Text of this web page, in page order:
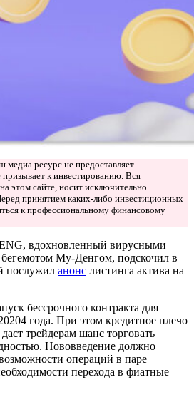
медиа ресурс не предоставляет
к инвестированию. Вся
этом сайте, носит исключительно
принятием каких-либо инвестиционных
к профессиональному финансовому
вдохновленный вирусными
Му-Денгом, подскочил в
послужил анонс листинга актива на
бессрочного контракта для
года. При этом кредитное плечо
трейдерам шанс торговать
Нововведение должно
операций в паре
перехода в фиатные